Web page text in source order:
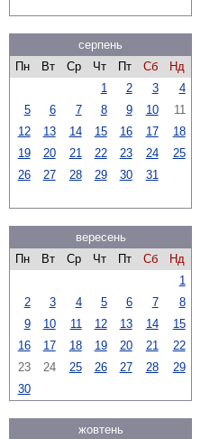
серпень
Пн
Вт Ср Чт Пт Сб
Нд
1
2 3
4
5
6 7 8 9 10
11
12
13 14 15 16 17
18
19
20 21 22 23 24
25
26
27 28 29 30 31
вересень
Пн
Вт Ср Чт Пт Сб
Нд
1
2
3 4 5 6 7
8
9
10 11 12 13 14
15
16
17 18 19 20 21
22
23
24 25 26 27 28
29
30
жовтень